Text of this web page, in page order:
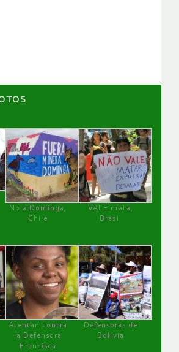
No a Dominga,
Chile
VALE mata,
Brasil
Atentan contra
la Defensora
Francisca
Defensoras de
Bolivia